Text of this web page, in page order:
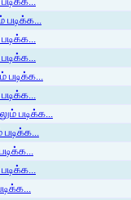
படிக்க...
படிக்க...
படிக்க...